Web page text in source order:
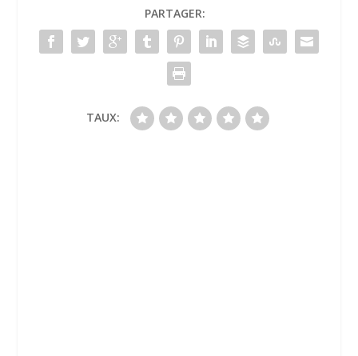
PARTAGER:
TAUX: